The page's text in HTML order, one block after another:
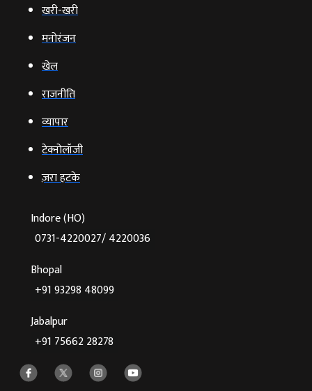
खरी-खरी
मनोरंजन
खेल
राजनीति
व्‍यापार
टेक्‍नोलॉजी
ज़रा हटके
Indore (HO)
0731-4220027/ 4220036
Bhopal
+91 93298 48099
Jabalpur
+91 75662 28278